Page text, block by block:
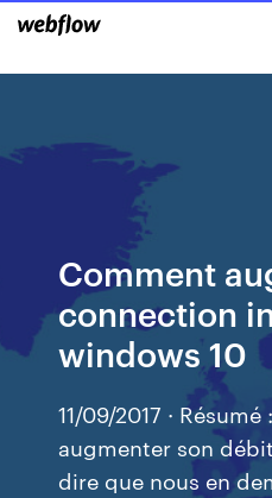
Comment
connection
windows 10
11/09/2017 ·
augmenter son
dire que nous en